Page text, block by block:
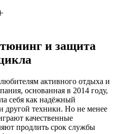
и защита
активного отдыха и
основанная в 2014 году,
себя как надёжный
другой техники. Но не менее
качественные
продлить срок службы